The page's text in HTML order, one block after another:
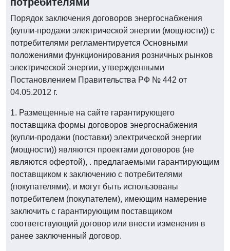
Порядок заключения договоров энергоснабжения
(купли-продажи электрической энергии (мощности)) с
потребителями регламентируется Основными
положениями функционирования розничных рынков
электрической энергии, утвержденными
Постановлением Правительства РФ № 442 от
04.05.2012 г.
1. Размещенные на сайте гарантирующего
поставщика формы договоров энергоснабжения
(купли-продажи (поставки) электрической энергии
(мощности)) являются проектами договоров (не
являются офертой), . предлагаемыми гарантирующим
поставщиком к заключению с потребителями
(покупателями), и могут быть использованы
потребителем (покупателем), имеющим намерение
заключить с гарантирующим поставщиком
соответствующий договор или внести изменения в
ранее заключенный договор.